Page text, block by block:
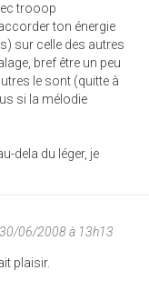
trooop
ton énergie
sur celle des autres
bref être un peu
le sont (quitte à
si la mélodie
dela du léger, je
06/2008 à 13h13
plaisir.